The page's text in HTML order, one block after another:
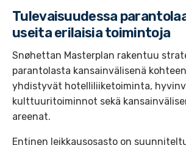
Tulevaisuudessa
useita erilaisia toimintoja
Snøhettan Masterplan rakentuu
parantolasta kansainvälisenä
yhdistyvät hotelliliiketoiminta,
kulttuuritoiminnot sekä
areenat.
Entinen leikkausosasto on